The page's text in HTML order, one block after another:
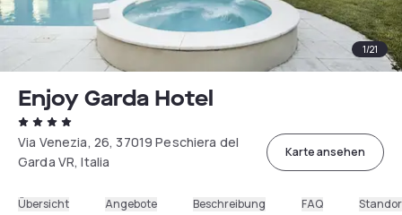
1/21
Enjoy Garda Hotel
Via Venezia, 26, 37019 Peschiera del
Garda VR, Italia
Karte ansehen
Übersicht Angebote Beschreibung FAQ